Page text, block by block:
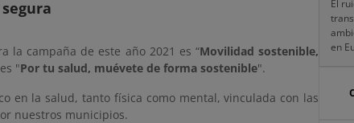
la campaña de este año 2021 es “Movilidad sostenible,
"Por tu salud, muévete de forma sostenible".
en la salud, tanto física como mental, vinculada con las
nuestros municipios.
El
en